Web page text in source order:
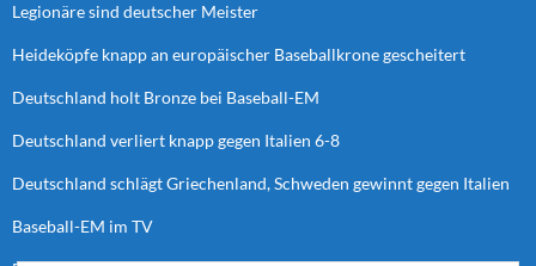
Legionäre sind deutscher Meister
Heideköpfe knapp an europäischer Baseballkrone gescheitert
Deutschland holt Bronze bei Baseball-EM
Deutschland verliert knapp gegen Italien 6-8
Deutschland schlägt Griechenland, Schweden gewinnt gegen Italien
Baseball-EM im TV